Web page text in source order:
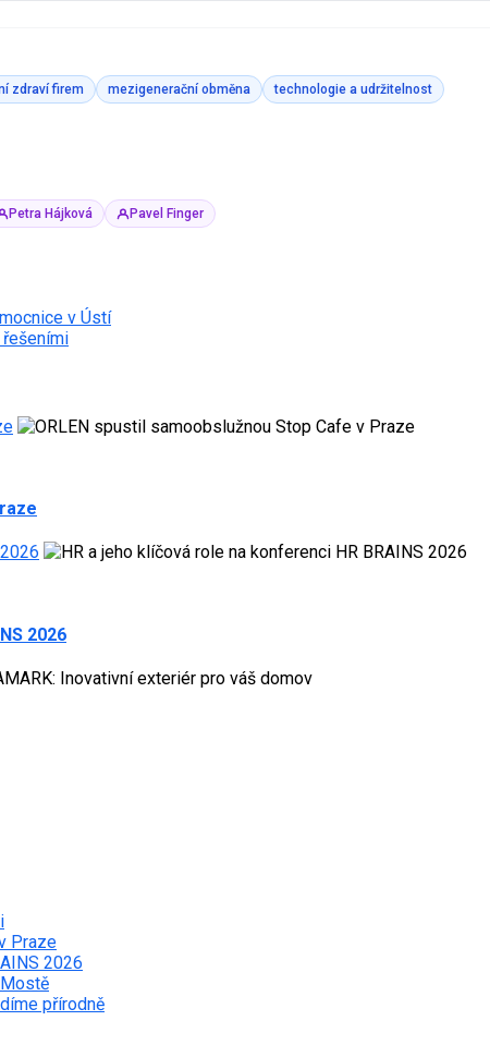
zdraví firem mezigenerační obměna technologie a udržitelnost
Petra Hájková Pavel Finger
v Ústí
2026
Praze
2026
přírodně